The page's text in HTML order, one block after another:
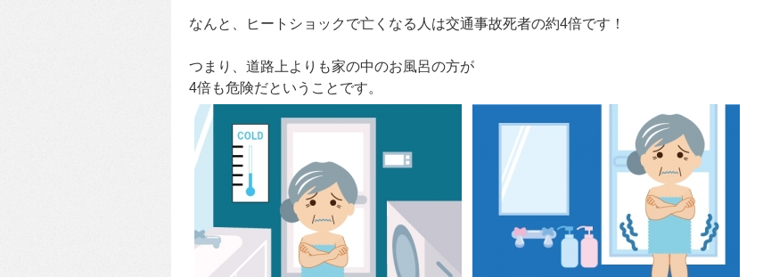
なんと、ヒートショックで亡くなる人は交通事故死者の約4倍です！
つまり、道路上よりも家の中のお風呂の方が
4倍も危険だということです。